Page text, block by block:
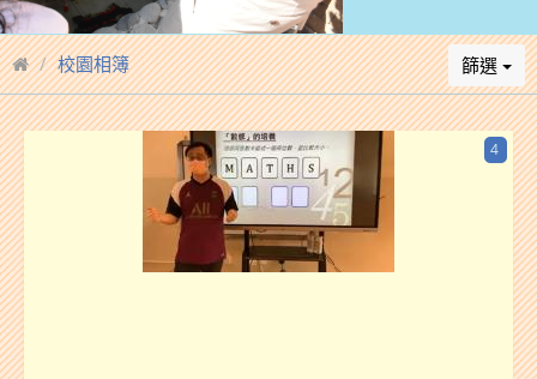
校園相簿 篩選
4